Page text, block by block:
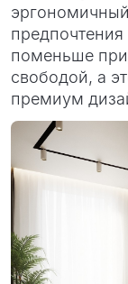
поменьше
свободой, а
премиум